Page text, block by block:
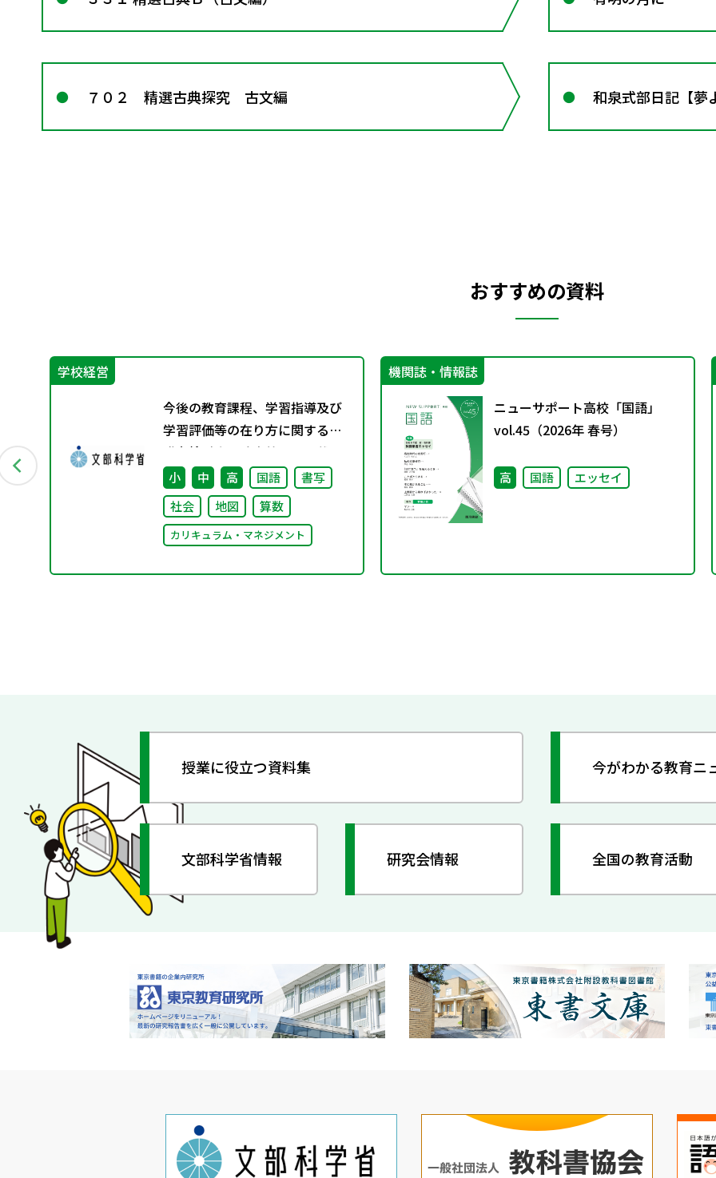
７０２ 精選古典探究 古文編 和泉式部日記【夢
おすすめの資料
学校経営
今後の教育課程、学習指導及び
学習評価等の在り方に関する有
識者検討会の論点整理を掲載し
ました
小 中 高 国語
書写
社会
地図 算数
カリキュラム・マネジメント
機関誌・情報誌
ニューサポート高校「国語」
vol.45（2026年 春号）
高 国語 エッセイ
授業に役立つ資料集 今がわかる教育ニ
文部科学省情報 研究会情報 全国の教育活動